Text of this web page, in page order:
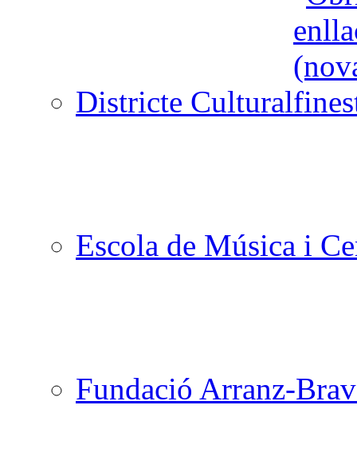
Districte Cultural
Escola de Música i
Fundació Arranz-